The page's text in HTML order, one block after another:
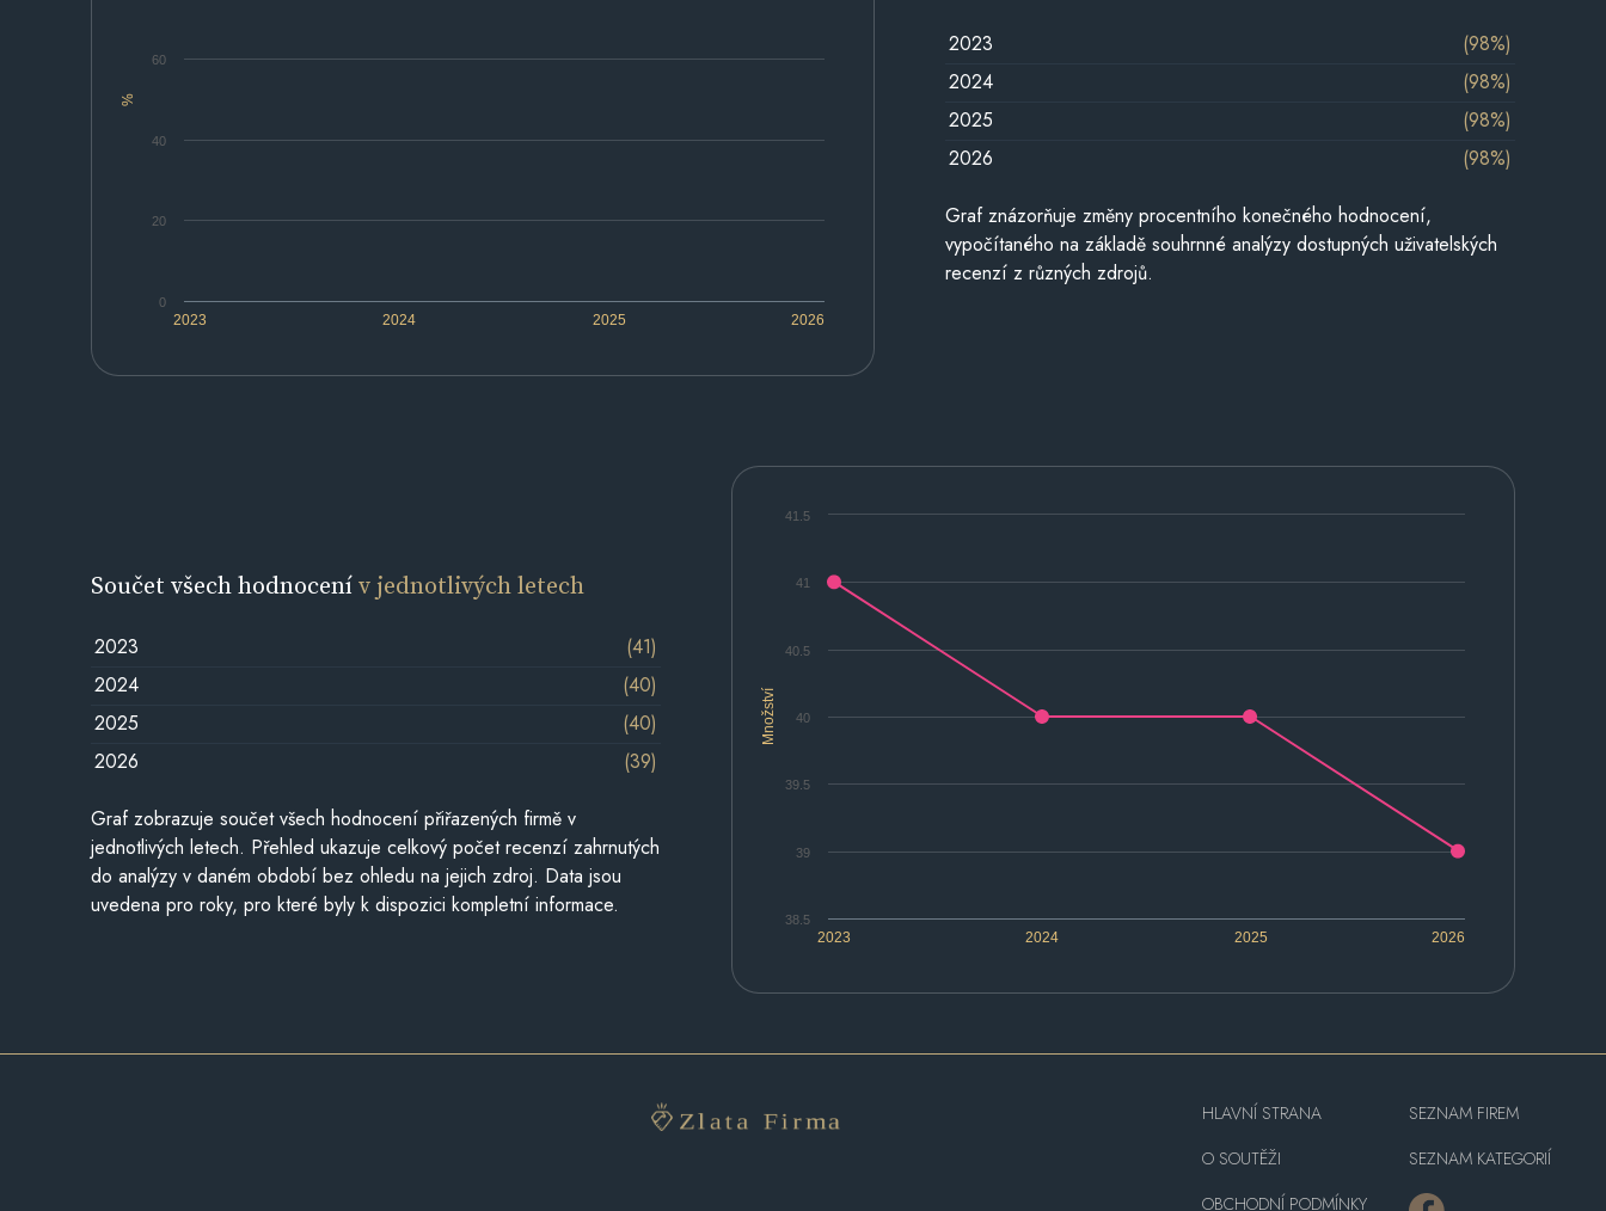
%
2023 2024 2025 2026
0
20
40
60
2023
(98%)
2024
(98%)
2025
(98%)
2026
(98%)
Graf znázorňuje změny procentního konečného hodnocení,
vypočítaného na základě souhrnné analýzy dostupných uživatelských
recenzí z různých zdrojů.
Množství
2023 2024 2025 2026
38.5
39
39.5
40
40.5
41
41.5
Součet všech hodnocenív jednotlivých letech
2023
(41)
2024
(40)
2025
(40)
2026
(39)
Graf zobrazuje součet všech hodnocení přiřazených firmě v
jednotlivých letech. Přehled ukazuje celkový počet recenzí zahrnutých
do analýzy v daném období bez ohledu na jejich zdroj. Data jsou
uvedena pro roky, pro které byly k dispozici kompletní informace.
HLAVNÍ STRANA
O SOUTĚŽI
OBCHODNÍ PODMÍNKY
SEZNAM FIREM
SEZNAM KATEGORIÍ